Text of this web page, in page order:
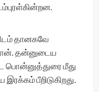
தானகவே
தன்னுடைய
பொன்னுத்துரை மீது
பீறிடுகிறது.